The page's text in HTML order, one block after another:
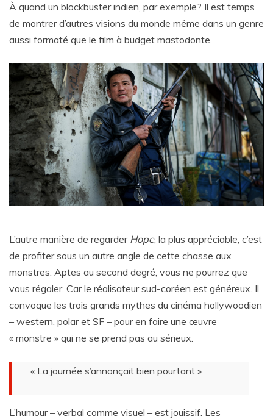
À quand un blockbuster indien, par exemple? Il est temps
de montrer d’autres visions du monde même dans un genre
aussi formaté que le film à budget mastodonte.
L’autre manière de regarder Hope, la plus appréciable, c’est
de profiter sous un autre angle de cette chasse aux
monstres. Aptes au second degré, vous ne pourrez que
vous régaler. Car le réalisateur sud-coréen est généreux. Il
convoque les trois grands mythes du cinéma hollywoodien
– western, polar et SF – pour en faire une œuvre
« monstre » qui ne se prend pas au sérieux.
« La journée s’annonçait bien pourtant »
L’humour – verbal comme visuel – est jouissif. Les